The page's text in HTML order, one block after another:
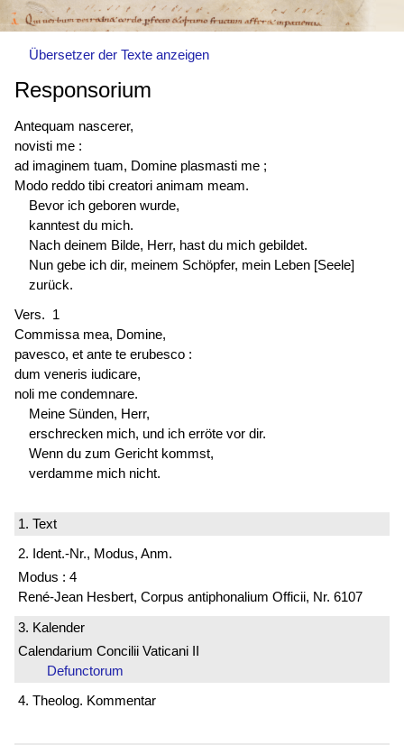
Übersetzer der Texte anzeigen
Responsorium
Antequam nascerer,
novisti me :
ad imaginem tuam, Domine plasmasti me ;
Modo reddo tibi creatori animam meam.
Bevor ich geboren wurde,
kanntest du mich.
Nach deinem Bilde, Herr, hast du mich gebildet.
Nun gebe ich dir, meinem Schöpfer, mein Leben [Seele]
zurück.
Vers. 1
Commissa mea, Domine,
pavesco, et ante te erubesco :
dum veneris iudicare,
noli me condemnare.
Meine Sünden, Herr,
erschrecken mich, und ich erröte vor dir.
Wenn du zum Gericht kommst,
verdamme mich nicht.
1. Text
2. Ident.-Nr., Modus, Anm.
Modus : 4
René-Jean Hesbert, Corpus antiphonalium Officii, Nr. 6107
3. Kalender
Calendarium Concilii Vaticani II
Defunctorum
4. Theolog. Kommentar